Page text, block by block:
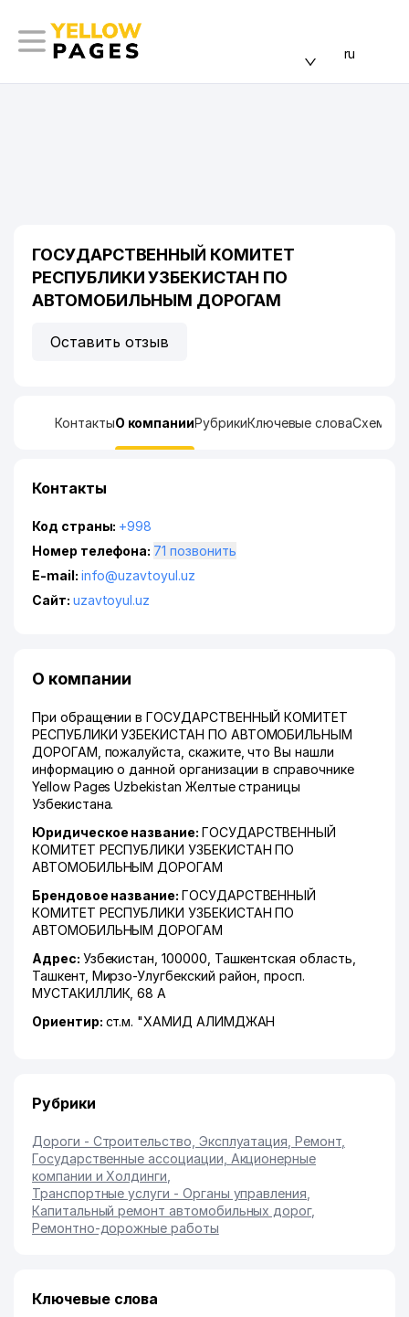
ru
ГОСУДАРСТВЕННЫЙ КОМИТЕТ
РЕСПУБЛИКИ УЗБЕКИСТАН ПО
АВТОМОБИЛЬНЫМ ДОРОГАМ
Оставить отзыв
КонтактыО компанииРубрикиКлючевые словаСхема
Контакты
Код страны: +998
Номер телефона:
71 позвонить
E-mail: info@uzavtoyul.uz
Сайт: uzavtoyul.uz
О компании
При обращении в ГОСУДАРСТВЕННЫЙ КОМИТЕТ
РЕСПУБЛИКИ УЗБЕКИСТАН ПО АВТОМОБИЛЬНЫМ
ДОРОГАМ, пожалуйста, скажите, что Вы нашли
информацию о данной организации в справочнике
Yellow Pages Uzbekistan Желтые страницы
Узбекистана.
Юридическое название: ГОСУДАРСТВЕННЫЙ
КОМИТЕТ РЕСПУБЛИКИ УЗБЕКИСТАН ПО
АВТОМОБИЛЬНЫМ ДОРОГАМ
Брендовое название: ГОСУДАРСТВЕННЫЙ
КОМИТЕТ РЕСПУБЛИКИ УЗБЕКИСТАН ПО
АВТОМОБИЛЬНЫМ ДОРОГАМ
Адрес: Узбекистан, 100000, Ташкентская область
Ташкент, Мирзо-Улугбекский район ,просп.
МУСТАКИЛЛИК , 68 А
Ориентир: ст.м. "ХАМИД АЛИМДЖАН
Рубрики
Дороги - Строительство, Эксплуатация, Ремонт,
Государственные ассоциации, Акционерные
компании и Холдинги
Транспортные услуги - Органы управления
Капитальный ремонт автомобильных дорог,
Ремонтно-дорожные работы
Ключевые слова